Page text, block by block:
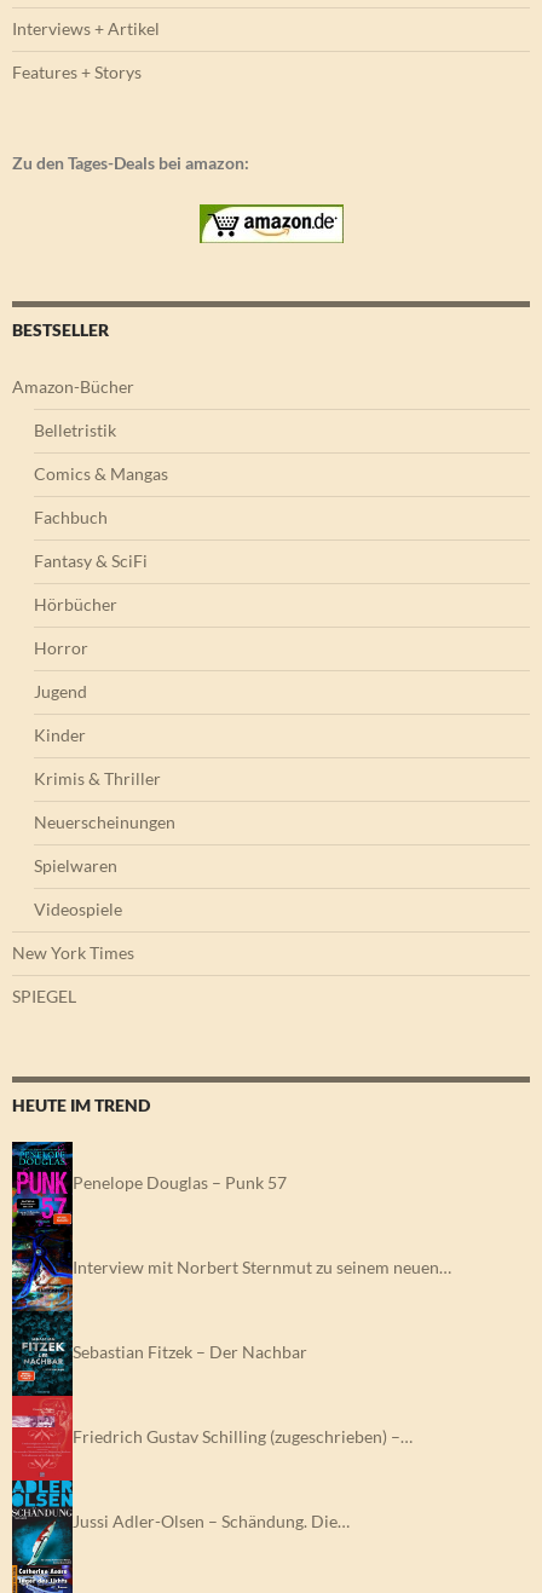
Interviews + Artikel
Features + Storys
Zu den Tages-Deals bei amazon:
BESTSELLER
Amazon-Bücher
Belletristik
Comics & Mangas
Fachbuch
Fantasy & SciFi
Hörbücher
Horror
Jugend
Kinder
Krimis & Thriller
Neuerscheinungen
Spielwaren
Videospiele
New York Times
SPIEGEL
HEUTE IM TREND
Penelope Douglas – Punk 57
Interview mit Norbert Sternmut zu seinem neuen…
Sebastian Fitzek – Der Nachbar
Friedrich Gustav Schilling (zugeschrieben) –…
Jussi Adler-Olsen – Schändung. Die…